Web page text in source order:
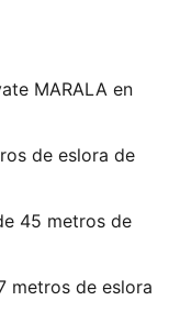
MARALA en
de eslora de
45 metros de
metros de eslora